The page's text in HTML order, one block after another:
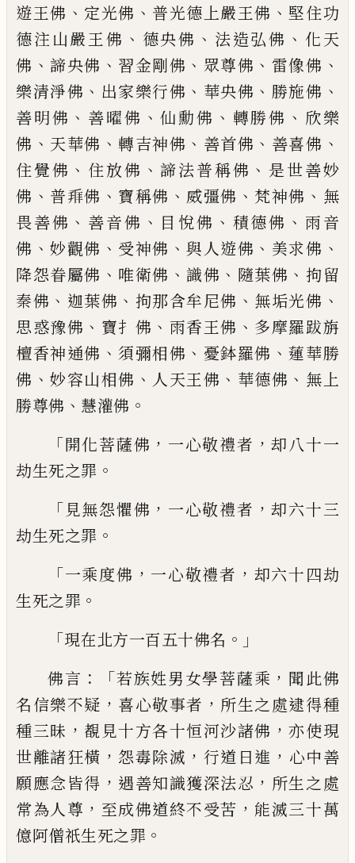
遊王佛 、 定光佛 、 普光德上嚴王佛 、 堅住功
德注山嚴王佛 、 德央佛 、 法造弘佛 、 化天
佛 、諦央佛 、 習金剛佛 、 眾尊佛 、 雷像佛 、
樂清淨佛 、 出家樂行佛 、 華央佛 、 勝施佛 、
善明佛 、 善曜佛 、仙勳佛 、 轉勝佛 、 欣樂
佛 、 天華佛 、轉吉神佛 、 善首佛 、 善喜佛 、
住覺佛 、 住放佛 、諦法普稱佛 、 是世善妙
佛 、 普𬼐佛 、 寶稱佛 、 威彊佛 、 梵神佛 、 無
畏善佛 、 善音佛 、 目悅佛 、 積德佛 、 雨音
佛 、妙觀佛 、 受神佛 、與人遊佛 、 美求佛 、
降怨眷屬佛 、 唯衛佛 、識佛 、 隨葉佛 、 拘留
秦佛 、 迦葉佛 、 拘那含牟尼佛 、 無垢光佛 、
思惑豫佛 、 寶扌佛 、 雨香王佛 、 多摩羅跋旃
檀香神通佛 、 須彌相佛 、 憂鉢羅佛 、蓮華勝
佛 、妙容山相佛 、 人天王佛 、 華德佛 、 無上
勝尊佛 、 慧灌佛 。
「開化菩薩佛 ， 一心敬禮者 ，却八十一
劫生死之罪 。
「 見無怨懼佛 ， 一心敬禮者 ，却六十三
劫生死之罪 。
「一乘度佛 ， 一心敬禮者 ， 却六十四劫
生死之罪 。
「現在北方一百五十佛名 。」
佛言 ：「若族姓男女學菩薩乘 ， 聞此佛
名信樂不疑 ， 喜心敬事者 ， 所生之處逮得種
種三昧 ， 覩見十方各十恒河沙諸佛 ，亦使現
世離諸狂橫 ， 怨毒除滅 ， 行道日進 ， 心中善
願應念皆得 ， 遇善知識獲深法忍 ， 所生之處
常為人尊 ， 至成佛道終不受苦 ， 能滅三十萬
億阿僧祇生死之罪 。